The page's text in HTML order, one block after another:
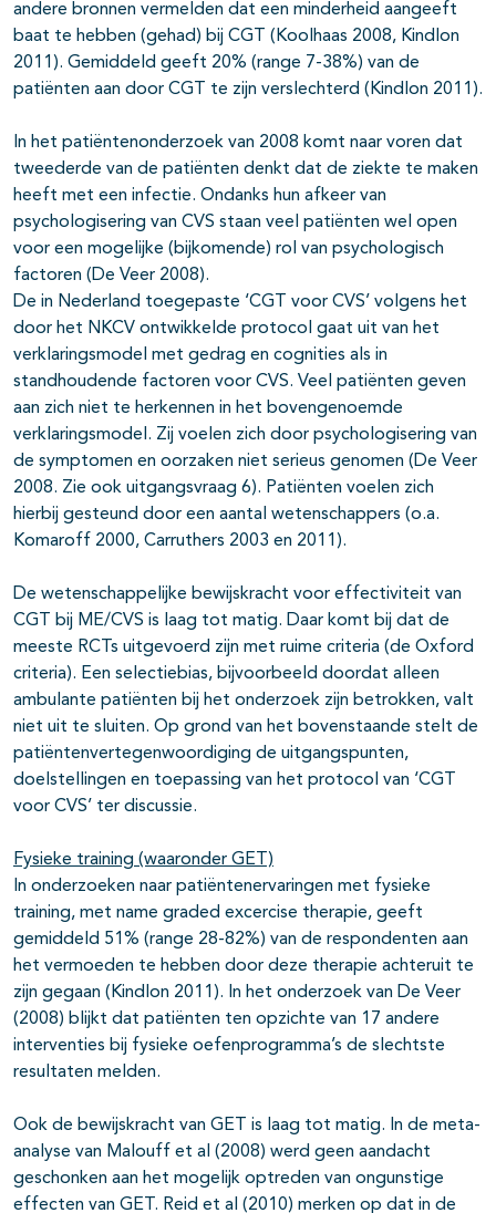
andere bronnen vermelden dat een minderheid aangeeft
baat te hebben (gehad) bij CGT (Koolhaas 2008, Kindlon
2011). Gemiddeld geeft 20% (range 7-38%) van de
patiënten aan door CGT te zijn verslechterd (Kindlon 2011).
In het patiëntenonderzoek van 2008 komt naar voren dat
tweederde van de patiënten denkt dat de ziekte te maken
heeft met een infectie. Ondanks hun afkeer van
psychologisering van CVS staan veel patiënten wel open
voor een mogelijke (bijkomende) rol van psychologisch
factoren (De Veer 2008).
De in Nederland toegepaste ‘CGT voor CVS’ volgens het
door het NKCV ontwikkelde protocol gaat uit van het
verklaringsmodel met gedrag en cognities als in
standhoudende factoren voor CVS. Veel patiënten geven
aan zich niet te herkennen in het bovengenoemde
verklaringsmodel. Zij voelen zich door psychologisering van
de symptomen en oorzaken niet serieus genomen (De Veer
2008. Zie ook uitgangsvraag 6). Patiënten voelen zich
hierbij gesteund door een aantal wetenschappers (o.a.
Komaroff 2000, Carruthers 2003 en 2011).
De wetenschappelijke bewijskracht voor effectiviteit van
CGT bij ME/CVS is laag tot matig. Daar komt bij dat de
meeste RCTs uitgevoerd zijn met ruime criteria (de Oxford
criteria). Een selectiebias, bijvoorbeeld doordat alleen
ambulante patiënten bij het onderzoek zijn betrokken, valt
niet uit te sluiten. Op grond van het bovenstaande stelt de
patiëntenvertegenwoordiging de uitgangspunten,
doelstellingen en toepassing van het protocol van ‘CGT
voor CVS’ ter discussie.
Fysieke training (waaronder GET)
In onderzoeken naar patiëntenervaringen met fysieke
training, met name graded excercise therapie, geeft
gemiddeld 51% (range 28-82%) van de respondenten aan
het vermoeden te hebben door deze therapie achteruit te
zijn gegaan (Kindlon 2011). In het onderzoek van De Veer
(2008) blijkt dat patiënten ten opzichte van 17 andere
interventies bij fysieke oefenprogramma’s de slechtste
resultaten melden.
Ook de bewijskracht van GET is laag tot matig. In de meta-
analyse van Malouff et al (2008) werd geen aandacht
geschonken aan het mogelijk optreden van ongunstige
effecten van GET. Reid et al (2010) merken op dat in de